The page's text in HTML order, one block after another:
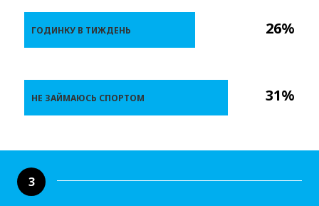
26%
31%
ГОДИНКУ В ТИЖДЕНЬ
НЕ ЗАЙМАЮСЬ СПОРТОМ
3